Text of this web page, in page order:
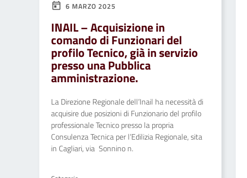
6 MARZO 2025
INAIL – Acquisizione in
comando di Funzionari del
profilo Tecnico, già in servizio
presso una Pubblica
amministrazione.
La Direzione Regionale dell’Inail ha necessità di
acquisire due posizioni di Funzionario del profilo
professionale Tecnico presso la propria
Consulenza Tecnica per l’Edilizia Regionale, sita
in Cagliari, via Sonnino n.